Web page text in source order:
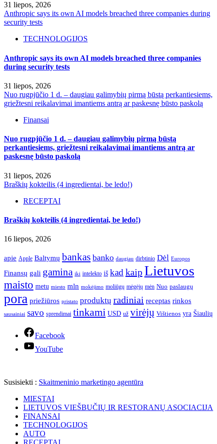
31 liepos, 2026
Anthropic says its own AI models breached three companies during
security tests
TECHNOLOGIJOS
Anthropic says its own AI models breached three companies
during security tests
31 liepos, 2026
Nuo rugpjūčio 1 d. – daugiau galimybių pirmą būstą perkantiesiems,
griežtesni reikalavimai imantiems antrą ar paskesnę būsto paskolą
Finansai
Nuo rugpjūčio 1 d. – daugiau galimybių pirmą būstą
perkantiesiems, griežtesni reikalavimai imantiems antrą ar
paskesnę būsto paskolą
31 liepos, 2026
Braškių kokteilis (4 ingredientai, be ledo!)
RECEPTAI
Braškių kokteilis (4 ingredientai, be ledo!)
16 liepos, 2026
apie Apple Baltymų bankas banko daugiau dirbtinio Dėl Europos
Finansų gali gamina iki intelekto iš kad kaipLietuvos
maisto metu miesto mln mokėjimo moliūgų mėgėjų mėn Nuo paslaugų
pora priežiūros pristato produktų radiniai receptas rinkos
sausainiai savo sprendimai tinkami USD už virėjų Vištienos yra Šiaulių
Facebook
YouTube
Susisiekti : Skaitmeninio marketingo agentūra
MIESTAI
LIETUVOS VIEŠBUČIŲ IR RESTORANŲ ASOCIACIJA
FINANSAI
TECHNOLOGIJOS
AUTO
RECEPTAI